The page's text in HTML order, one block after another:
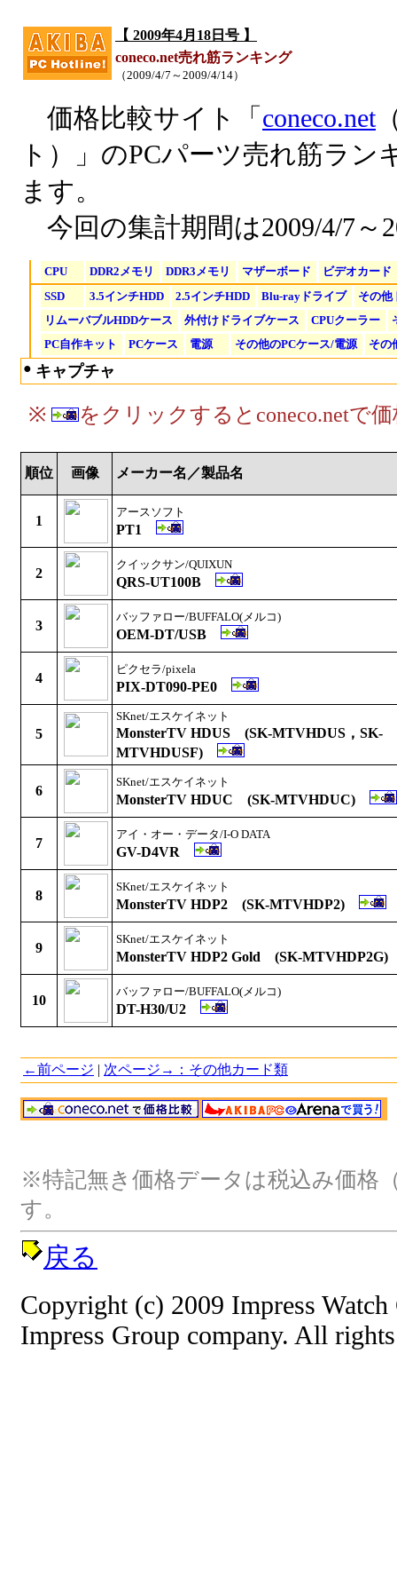
【 2009年4月18日号 】
coneco.net売れ筋ランキング
（2009/4/7～2009/4/14）
価格比較サイト「 coneco.net
ト）」のPCパーツ売れ筋ラン
ます。
今回の集計期間は2009/4/7～
CPU DDR2メモリ DDR3メモリ マザーボード
ビデオカード
SSD
3.5インチHDD 2.5インチHDD Blu-rayドライブ
その他
リムーバブルHDDケース
外付けドライブケース CPUクーラー
PC自作キット
PCケース 電源 その他のPCケース/電源 その
● キャプチャ
※ をクリックするとconeco.netで
順位 画像 メーカー名／製品名
1
アースソフト
PT1
2
クイックサン/QUIXUN
QRS-UT100B
3
バッファロー/BUFFALO(メルコ)
OEM-DT/USB
4
ピクセラ/pixela
PIX-DT090-PE0
5
SKnet/エスケイネット
MonsterTV HDUS (SK-MTVHDUS，SK-
MTVHDUSF)
6
SKnet/エスケイネット
MonsterTV HDUC (SK-MTVHDUC)
7
アイ・オー・データ/I-O DATA
GV-D4VR
8
SKnet/エスケイネット
MonsterTV HDP2 (SK-MTVHDP2)
9
SKnet/エスケイネット
MonsterTV HDP2 Gold (SK-MTVHDP2G)
10
バッファロー/BUFFALO(メルコ)
DT-H30/U2
←前ページ | 次ページ→：その他カード類
※特記無き価格データは税込み価格
す。
戻る
Copyright (c) 2009 Impress
Impress Group company. All